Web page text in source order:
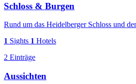
Schloss & Burgen
Rund um das Heidelberger Schloss und
1 Sights 1 Hotels
2 Einträge
Aussichten